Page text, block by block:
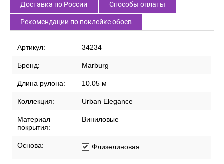
Доставка по России Способы оплаты
Рекомендации по поклейке обоев
Артикул: 34234
Бренд: Marburg
Длина рулона: 10.05 м
Коллекция: Urban Elegance
Материал
покрытия:
Виниловые
Основа: Флизелиновая